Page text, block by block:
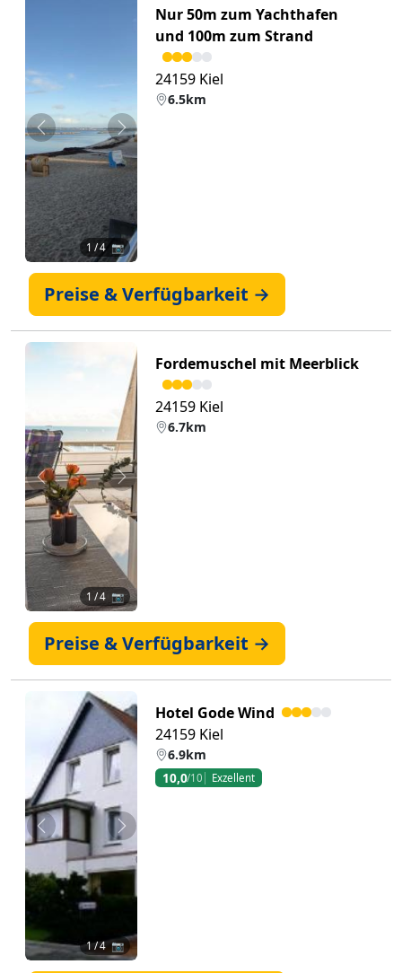
Zurück Weiter
1 / 4 📷
Nur 50m zum Yachthafen
und 100m zum Strand
24159 Kiel
6.5km
Preise & Verfügbarkeit →
Zurück Weiter
1 / 4 📷
Fordemuschel mit Meerblick
24159 Kiel
6.7km
Preise & Verfügbarkeit →
Zurück Weiter
1/ 4 📷
Hotel Gode Wind
24159 Kiel
6.9km
10,0/10 Exzellent